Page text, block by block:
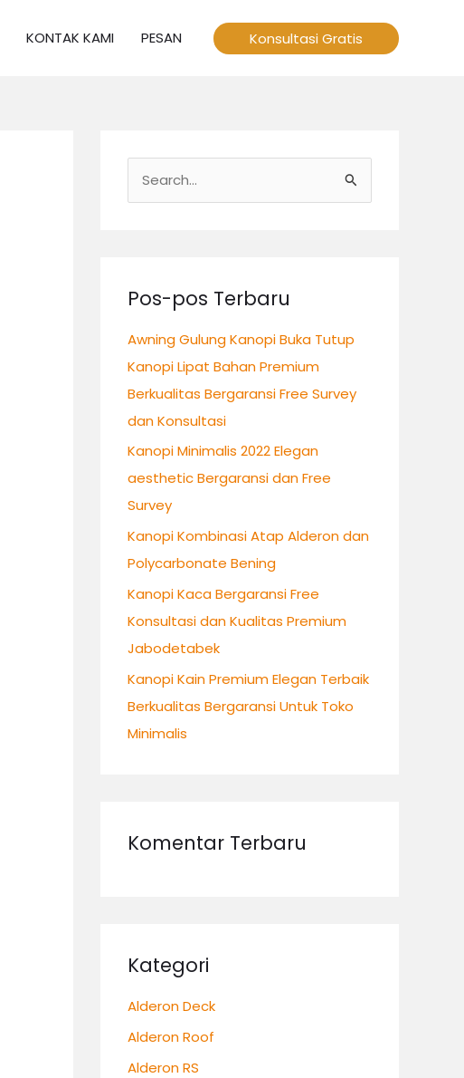
KONTAK KAMI PESAN Konsultasi Gratis
u
t
u
k
:
Pos-pos Terbaru
Awning Gulung Kanopi Buka Tutup
Kanopi Lipat Bahan Premium
Berkualitas Bergaransi Free Survey
dan Konsultasi
Kanopi Minimalis 2022 Elegan
aesthetic Bergaransi dan Free
Survey
Kanopi Kombinasi Atap Alderon dan
Polycarbonate Bening
Kanopi Kaca Bergaransi Free
Konsultasi dan Kualitas Premium
Jabodetabek
Kanopi Kain Premium Elegan Terbaik
Berkualitas Bergaransi Untuk Toko
Minimalis
Komentar Terbaru
Kategori
Alderon Deck
Alderon Roof
Alderon RS